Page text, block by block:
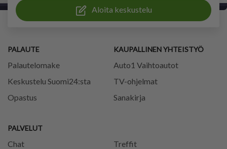
Aloita keskustelu
PALAUTE
Palautelomake
Keskustelu Suomi24:sta
Opastus
PALVELUT
Chat
Treffit
KAUPALLINEN YHTEISTYÖ
Auto1 Vaihtoautot
TV-ohjelmat
Sanakirja